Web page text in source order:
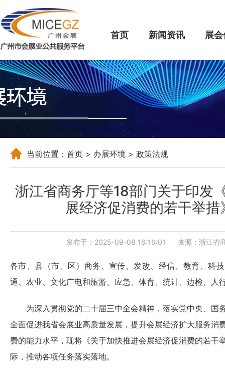
首页 新闻资讯 展
当前位置： 首页 > 办展环境 > 政策法规
浙江省商务厅等18部门关于印发
展经济促消费的若干举措
发布于：2025-09-08 16:16:01 来源：浙江省
各市、县（市、区）商务、宣传、发改、经信、教育、科
通、农业、文化广电和旅游、应急、体育、统计、边检、人
为深入贯彻党的二十届三中全会精神，落实党中央、国
全面促进我省会展业高质量发展，提升会展经济扩大服务消
费的能力水平，现将《关于加快推进会展经济促消费的若干
际，推动各项任务落实落地。